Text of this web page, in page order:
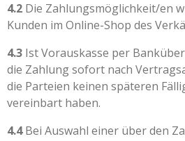
4.2 Die Zahlungsmöglichkeit/en
Kunden im Online-Shop des
4.3 Ist Vorauskasse per
die Zahlung sofort nach
die Parteien keinen späteren
vereinbart haben.
4.4Bei Auswahl einer über den